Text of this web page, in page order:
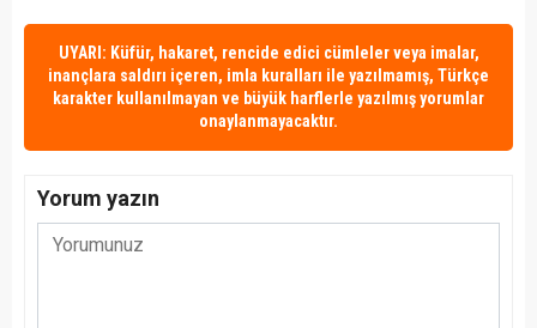
UYARI: Küfür, hakaret, rencide edici cümleler veya imalar,
inançlara saldırı içeren, imla kuralları ile yazılmamış, Türkçe
karakter kullanılmayan ve büyük harflerle yazılmış yorumlar
onaylanmayacaktır.
Yorum yazın